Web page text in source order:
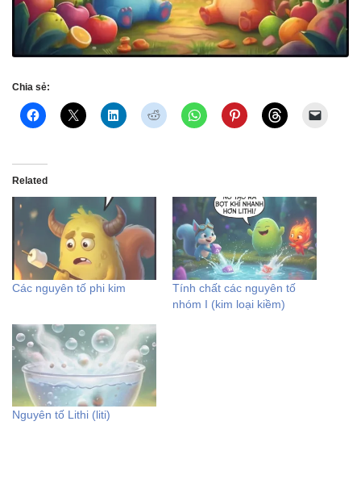
Chia sẻ:
Related
Các nguyên tố phi kim
Tính chất các nguyên tố
nhóm I (kim loại kiềm)
Nguyên tố Lithi (liti)